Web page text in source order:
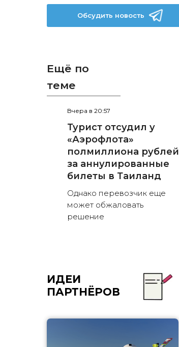
Обсудить новость
Ещё по
теме
Вчера в 20:57
Турист отсудил у
«Аэрофлота»
полмиллиона рублей
за аннулированные
билеты в Таиланд
Однако перевозчик еще
может обжаловать
решение
ИДЕИ
ПАРТНЁРОВ